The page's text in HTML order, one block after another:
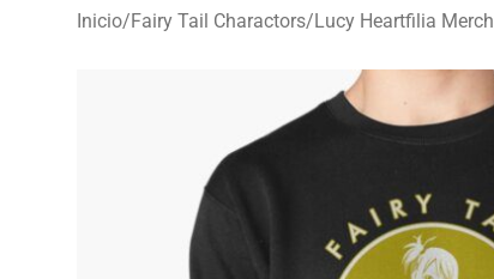
Inicio/Fairy Tail Charactors/Lucy Heartfilia Merch